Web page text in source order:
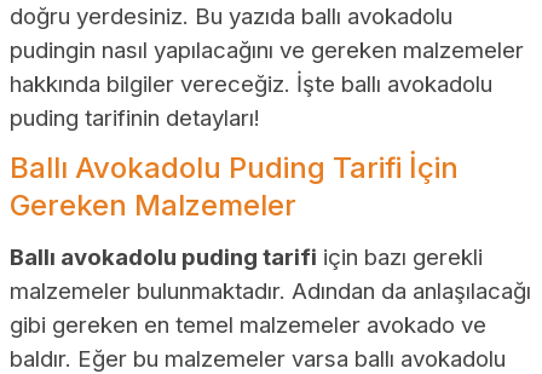
doğru yerdesiniz. Bu yazıda ballı avokadolu
pudingin nasıl yapılacağını ve gereken malzemeler
hakkında bilgiler vereceğiz. İşte ballı avokadolu
puding tarifinin detayları!
Ballı Avokadolu Puding Tarifi İçin
Gereken Malzemeler
Ballı avokadolu puding tarifi için bazı gerekli
malzemeler bulunmaktadır. Adından da anlaşılacağı
gibi gereken en temel malzemeler avokado ve
baldır. Eğer bu malzemeler varsa ballı avokadolu